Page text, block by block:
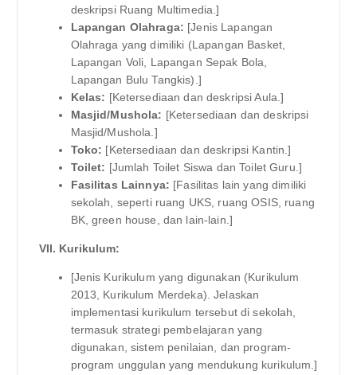
deskripsi Ruang Multimedia.]
Lapangan Olahraga: [Jenis Lapangan
Olahraga yang dimiliki (Lapangan Basket,
Lapangan Voli, Lapangan Sepak Bola,
Lapangan Bulu Tangkis).]
Kelas: [Ketersediaan dan deskripsi Aula.]
Masjid/Mushola: [Ketersediaan dan deskripsi
Masjid/Mushola.]
Toko: [Ketersediaan dan deskripsi Kantin.]
Toilet: [Jumlah Toilet Siswa dan Toilet Guru.]
Fasilitas Lainnya: [Fasilitas lain yang dimiliki
sekolah, seperti ruang UKS, ruang OSIS, ruang
BK, green house, dan lain-lain.]
VII. Kurikulum:
[Jenis Kurikulum yang digunakan (Kurikulum
2013, Kurikulum Merdeka). Jelaskan
implementasi kurikulum tersebut di sekolah,
termasuk strategi pembelajaran yang
digunakan, sistem penilaian, dan program-
program unggulan yang mendukung kurikulum.]